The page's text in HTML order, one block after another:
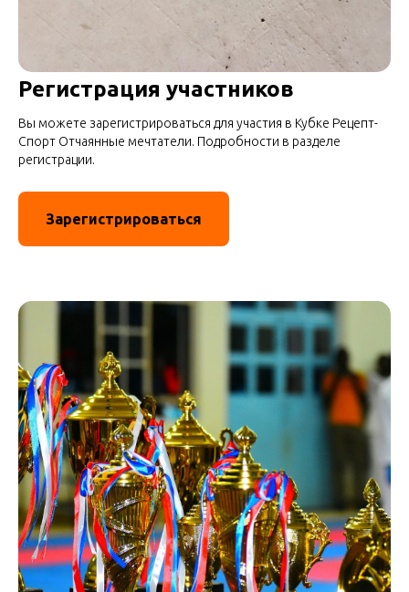
Регистрация участников
Вы можете зарегистрироваться для участия в Кубке Рецепт-
Спорт Отчаянные мечтатели. Подробности в разделе
регистрации.
Зарегистрироваться